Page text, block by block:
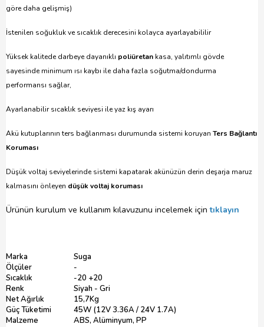
göre daha gelişmiş)
İstenilen soğukluk ve sıcaklık derecesini kolayca ayarlayabililir
Yüksek kalitede darbeye dayanıklı poliüretan kasa, yalıtımlı gövde
sayesinde minimum ısı kaybı ile daha fazla soğutma/dondurma
performansı sağlar,
Ayarlanabilir sıcaklık seviyesi ile yaz kış ayarı
Akü kutuplarının ters bağlanması durumunda sistemi koruyan Ters Bağlantı
Koruması
Düşük voltaj seviyelerinde sistemi kapatarak akünüzün derin deşarja maruz
kalmasını önleyen düşük voltaj koruması
Ürünün kurulum ve kullanım kılavuzunu incelemek içintıklayın
Marka
Suga
Ölçüler
-
Sıcaklık
-20 +20
Renk
Siyah - Gri
Net Ağırlık
15,7Kg
Güç Tüketimi
45W (12V 3.36A / 24V 1.7A)
Malzeme
ABS, Alüminyum, PP